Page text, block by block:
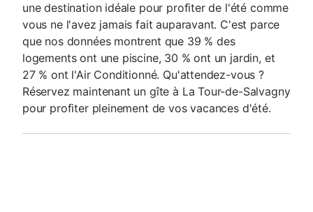
une destination idéale pour profiter de l'été comme
vous ne l'avez jamais fait auparavant. C'est parce
que nos données montrent que 39 % des
logements ont une piscine, 30 % ont un jardin, et
27 % ont l'Air Conditionné. Qu'attendez-vous ?
Réservez maintenant un gîte à La Tour-de-Salvagny
pour profiter pleinement de vos vacances d'été.